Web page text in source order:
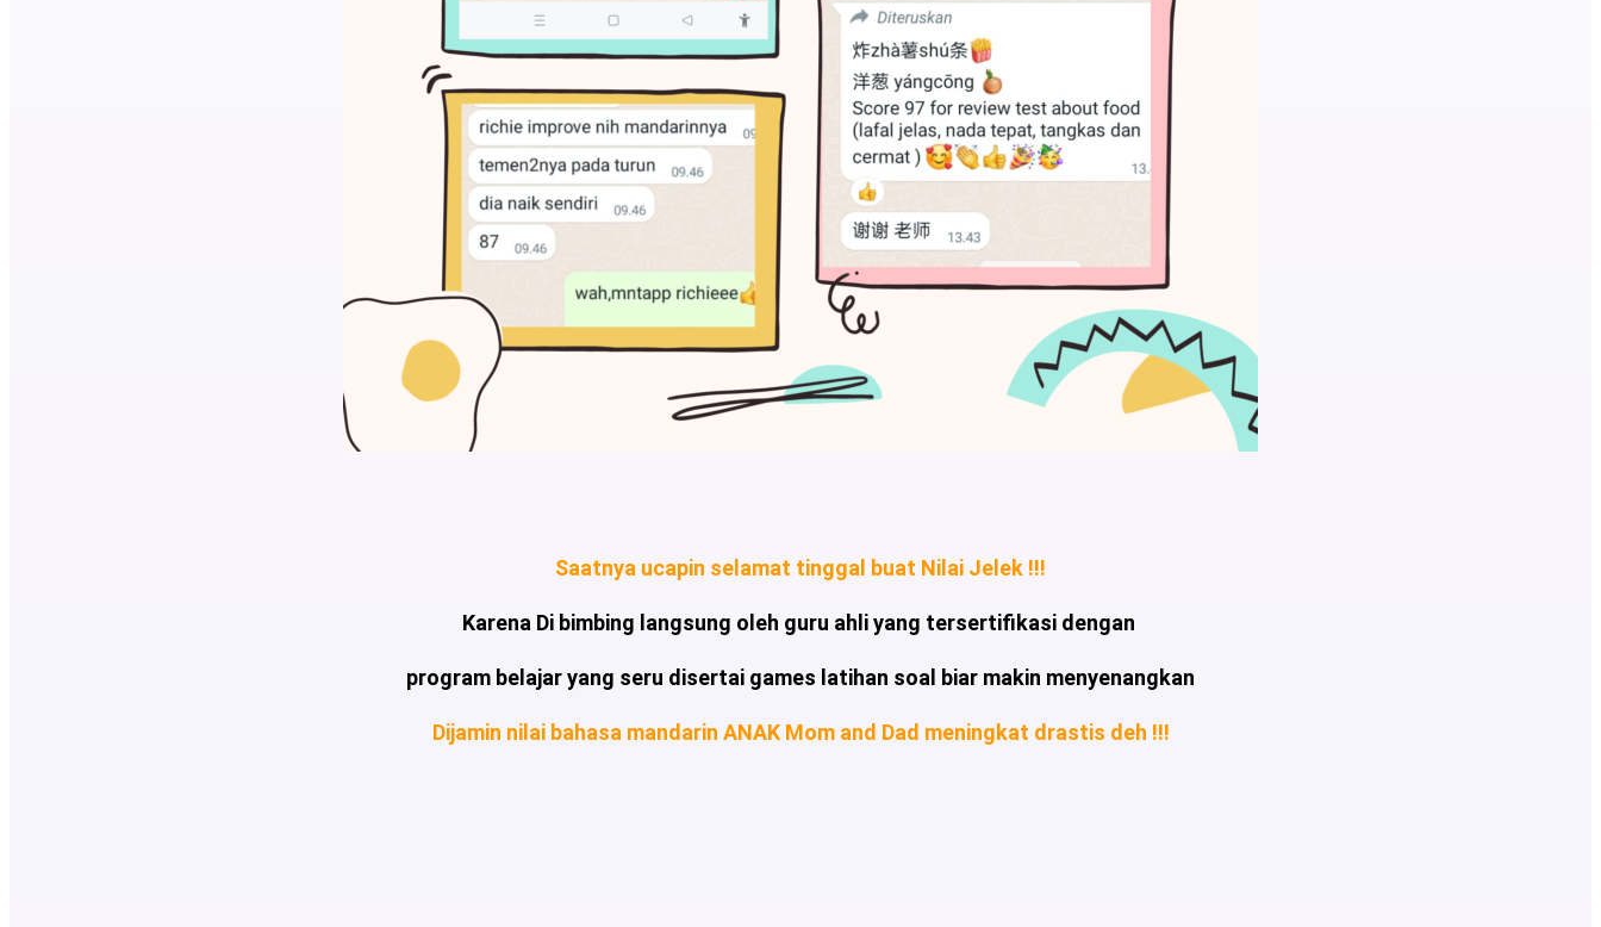
Saatnya ucapin selamat tinggal buat Nilai Jelek !!!
Karena Di bimbing langsung oleh guru ahli yang tersertifikasi dengan
program belajaryang seru disertai games latihan soal biar makin menyenangkan
Dijamin nilai bahasa mandarin ANAK Mom and Dad meningkat drastis deh !!!